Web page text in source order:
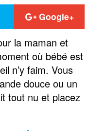
Google+
la maman et
où bébé est
n’y faim. Vous
douce ou un
tout nu et placez